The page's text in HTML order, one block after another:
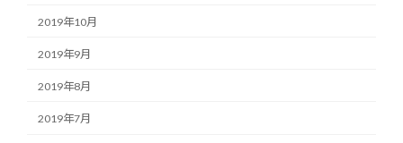
2019年10月
2019年9月
2019年8月
2019年7月